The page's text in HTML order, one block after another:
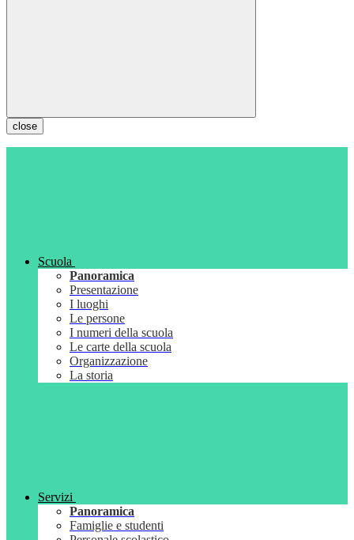
close
Scuola
Panoramica
Presentazione
I luoghi
Le persone
I numeri della scuola
Le carte della scuola
Organizzazione
La storia
Servizi
Panoramica
Famiglie e studenti